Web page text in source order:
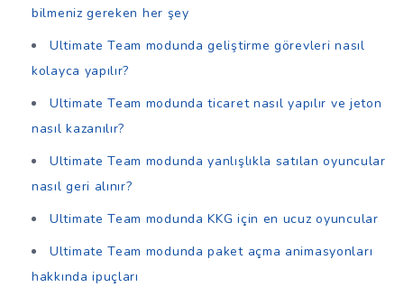
bilmeniz gereken her şey
Ultimate Team modunda geliştirme görevleri nasıl
kolayca yapılır?
Ultimate Team modunda ticaret nasıl yapılır ve jeton
nasıl kazanılır?
Ultimate Team modunda yanlışlıkla satılan oyuncular
nasıl geri alınır?
Ultimate Team modunda KKG için en ucuz oyuncular
Ultimate Team modunda paket açma animasyonları
hakkında ipuçları